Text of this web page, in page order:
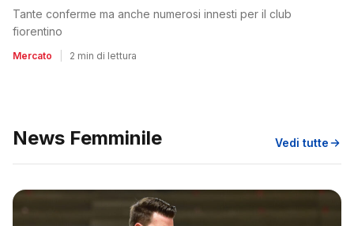
Tante conferme ma anche numerosi innesti per il club
fiorentino
Mercato 2 min di lettura
News Femminile Vedi tutte